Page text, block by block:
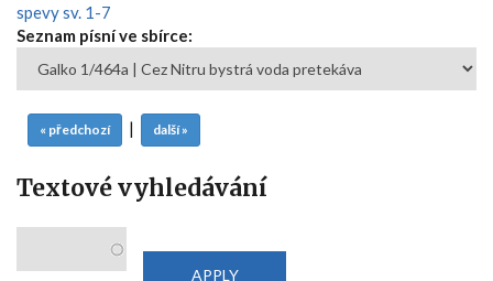
spevy sv. 1-7
Seznam písní ve sbírce:
« předchozí | další »
Textové vyhledávání